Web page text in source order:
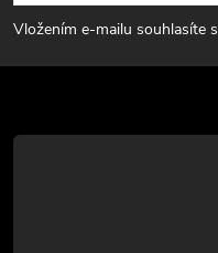
p
a
t
Vložením e-mailu souhlasíte s